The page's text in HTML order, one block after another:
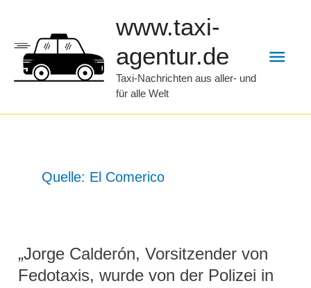
springen
www.taxi-
agentur.de
Taxi-Nachrichten aus aller- und
für alle Welt
Quelle: El Comerico
„Jorge Calderón, Vorsitzender von
Fedotaxis, wurde von der Polizei in